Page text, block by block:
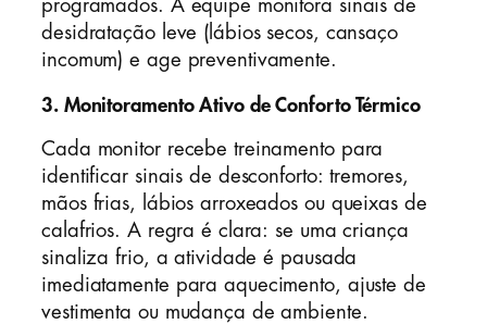
programados. A equipe monitora sinais de
desidratação leve (lábios secos, cansaço
incomum) e age preventivamente.
3. Monitoramento Ativo de Conforto Térmico
Cada monitor recebe treinamento para
identificar sinais de desconforto: tremores,
mãos frias, lábios arroxeados ou queixas de
calafrios. A regra é clara: se uma criança
sinaliza frio, a atividade é pausada
imediatamente para aquecimento, ajuste de
vestimenta ou mudança de ambiente.